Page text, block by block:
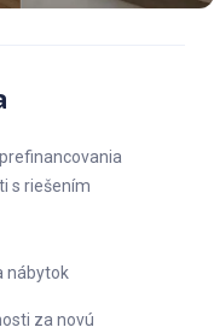
s riešením
nábytok
za novú